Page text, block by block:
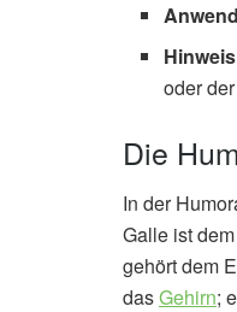
Hinweis
oder
Die
In der
Galle ist
gehört dem
dasGehirn;